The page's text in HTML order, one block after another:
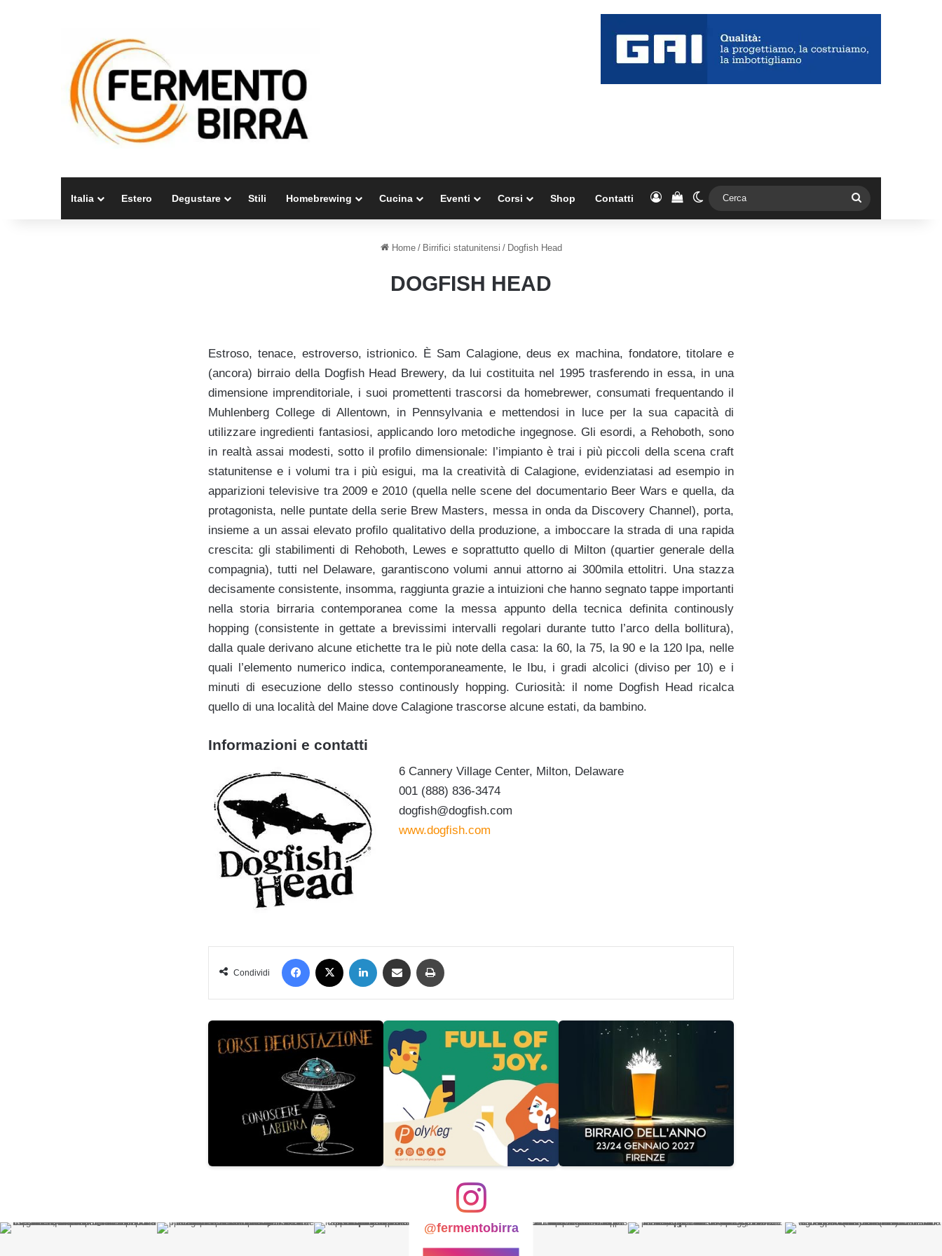
Italia Estero Degustare Stili Homebrewing Cucina Eventi Corsi Shop Contatti AccediVedi il carrello
Cambia aspetto
Home / Birrifici statunitensi / Dogfish Head
DOGFISH HEAD
Estroso, tenace, estroverso, istrionico. È Sam Calagione, deus ex machina, fondatore, titolare e
(ancora) birraio della Dogfish Head Brewery, da lui costituita nel 1995 trasferendo in essa, in una
dimensione imprenditoriale, i suoi promettenti trascorsi da homebrewer, consumati frequentando il
Muhlenberg College di Allentown, in Pennsylvania e mettendosi in luce per la sua capacità di
utilizzare ingredienti fantasiosi, applicando loro metodiche ingegnose. Gli esordi, a Rehoboth, sono
in realtà assai modesti, sotto il profilo dimensionale: l’impianto è trai i più piccoli della scena craft
statunitense e i volumi tra i più esigui, ma la creatività di Calagione, evidenziatasi ad esempio in
apparizioni televisive tra 2009 e 2010 (quella nelle scene del documentario Beer Wars e quella, da
protagonista, nelle puntate della serie Brew Masters, messa in onda da Discovery Channel), porta,
insieme a un assai elevato profilo qualitativo della produzione, a imboccare la strada di una rapida
crescita: gli stabilimenti di Rehoboth, Lewes e soprattutto quello di Milton (quartier generale della
compagnia), tutti nel Delaware, garantiscono volumi annui attorno ai 300mila ettolitri. Una stazza
decisamente consistente, insomma, raggiunta grazie a intuizioni che hanno segnato tappe importanti
nella storia birraria contemporanea come la messa appunto della tecnica definita continously
hopping (consistente in gettate a brevissimi intervalli regolari durante tutto l’arco della bollitura),
dalla quale derivano alcune etichette tra le più note della casa: la 60, la 75, la 90 e la 120 Ipa, nelle
quali l’elemento numerico indica, contemporaneamente, le Ibu, i gradi alcolici (diviso per 10) e i
minuti di esecuzione dello stesso continously hopping. Curiosità: il nome Dogfish Head ricalca
quello di una località del Maine dove Calagione trascorse alcune estati, da bambino.
Informazioni e contatti
6 Cannery Village Center, Milton, Delaware
001 (888) 836-3474
dogfish@dogfish.com
www.dogfish.com
Condividi
Facebook LinkedIn Condividi via mail
@fermentobirra